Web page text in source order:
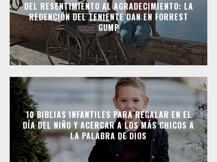
DEL RESENTIMIENTO AL AGRADECIMIENTO: LA
REDENCIÓN DEL TENIENTE DAN EN FORREST
GUMP
10 BIBLIAS INFANTILES PARA REGALAR EN EL
DÍA DEL NIÑO Y ACERCAR A LOS MÁS CHICOS A
LA PALABRA DE DIOS